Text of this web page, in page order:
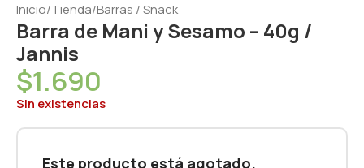
Inicio/Tienda/Barras / Snack
Barra de Mani y Sesamo – 40g /
Jannis
$1.690
Sin existencias
Este producto está agotado.